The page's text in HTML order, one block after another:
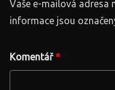
Vaše e-mailová adresa
informace jsou
Komentář*